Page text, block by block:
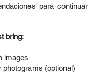
para continuar
bring:
images
(optional)